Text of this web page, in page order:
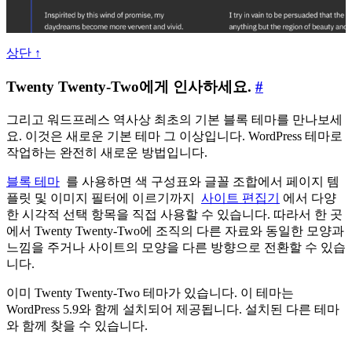
다.
상단 ↑
Twenty Twenty-Two에게 인사하세요. #Twenty
Two
에
인
사
하
세
그리고 워드프레스 역사상 최초의 기본 블록 테마를 만나보세
요. 이것은 새로운 기본 테마 그 이상입니다. WordPress 테마로
작업하는 완전히 새로운 방법입니다.
블록 테마 를 사용하면 색 구성표와 글꼴 조합에서 페이지 템
플릿 및 이미지 필터에 이르기까지 사이트 편집기
에서 다양
한 시각적 선택 항목을 직접 사용할 수 있습니다. 따라서 한 곳
에서 Twenty Twenty-Two에 조직의 다른 자료와 동일한 모양과
느낌을 주거나 사이트의 모양을 다른 방향으로 전환할 수 있습
니다.
이미 Twenty Twenty-Two 테마가 있습니다. 이 테마는
WordPress 5.9와 함께 설치되어 제공됩니다. 설치된 다른 테마
와 함께 찾을 수 있습니다.